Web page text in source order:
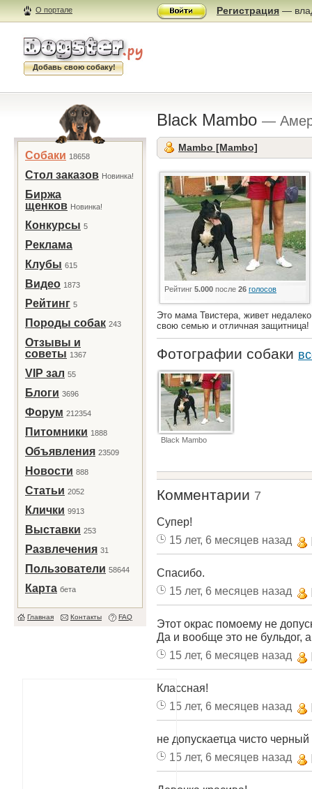
О портале Регистрация —
Добавь свою собаку!
Собаки 18658
Стол заказов Новинка!
Биржа
щенков Новинка!
Конкурсы 5
Реклама
Клубы 615
Видео 1873
Рейтинг 5
Породы собак 243
Отзывы и
советы 1367
VIP зал 55
Блоги 3696
Форум 212354
Питомники 1888
Объявления 23509
Новости 888
Статьи 2052
Клички 9913
Выставки 253
Развлечения 31
Пользователи 58644
Карта бета
Главная Контакты FAQ
Black Mambo —
Mambo [Mambo]
Рейтинг 5.000 после 26 голосов
Это мама Твистера, живет
свою семью и отличная защитница!
Фотографии собаки
Black Mambo
Комментарии 7
Супер!
15 лет, 6 месяцев назад
Спасибо.
15 лет, 6 месяцев назад
Этот окрас помоему не
Да и вообще это не бульдог,
15 лет, 6 месяцев назад
Классная!
15 лет, 6 месяцев назад
не допускаетца чисто
15 лет, 6 месяцев назад